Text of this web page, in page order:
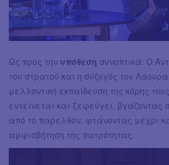
Ως προς την υπόθεση συνοπτικά: Ο
του στρατού και η σύζυγός του
μελλοντική εκπαίδευση της κόρης
εντείνεται και ξεφεύγει,
από το παρελθόν, φτάνοντας μέχρι
αμφισβήτηση της πατρότητας.